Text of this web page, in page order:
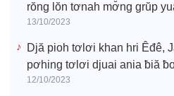
rŏng lŏn tơnah mơ̆ng grŭp
13/10/2023
Djă pioh tơlơi khan hri Êđê,
pơhing tơlơi djuai ania ƀiă
12/10/2023